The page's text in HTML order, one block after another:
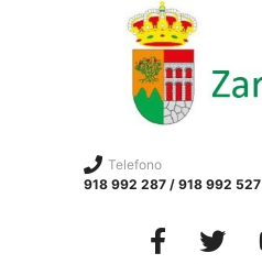
Telefono
918 992 287 / 918 992 527